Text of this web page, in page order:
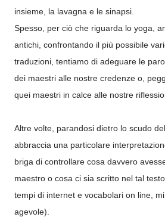
insieme, la lavagna e le sinapsi.
Spesso, per ciò che riguarda lo yoga,
antichi, confrontando il più possibile
traduzioni, tentiamo di adeguare le
dei maestri alle nostre credenze o,
quei maestri in calce alle nostre
Altre volte, parandosi dietro lo scudo
abbraccia una particolare
briga di controllare cosa davvero
maestro o cosa ci sia scritto nel tal
tempi di internet e vocabolari on line,
agevole).